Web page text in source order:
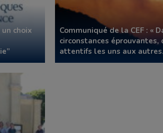
un choix
Communiqué de la CEF : «
circonstances éprouvantes,
attentifs les uns aux